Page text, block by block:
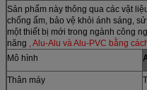
Sản phẩm này thông qua các vật
chống ẩm, bảo vệ khỏi ánh sáng,
một thiết bị mới trong ngành công
năng , Alu-Alu và Alu-PVC bằng
Mô hình
Thân máy